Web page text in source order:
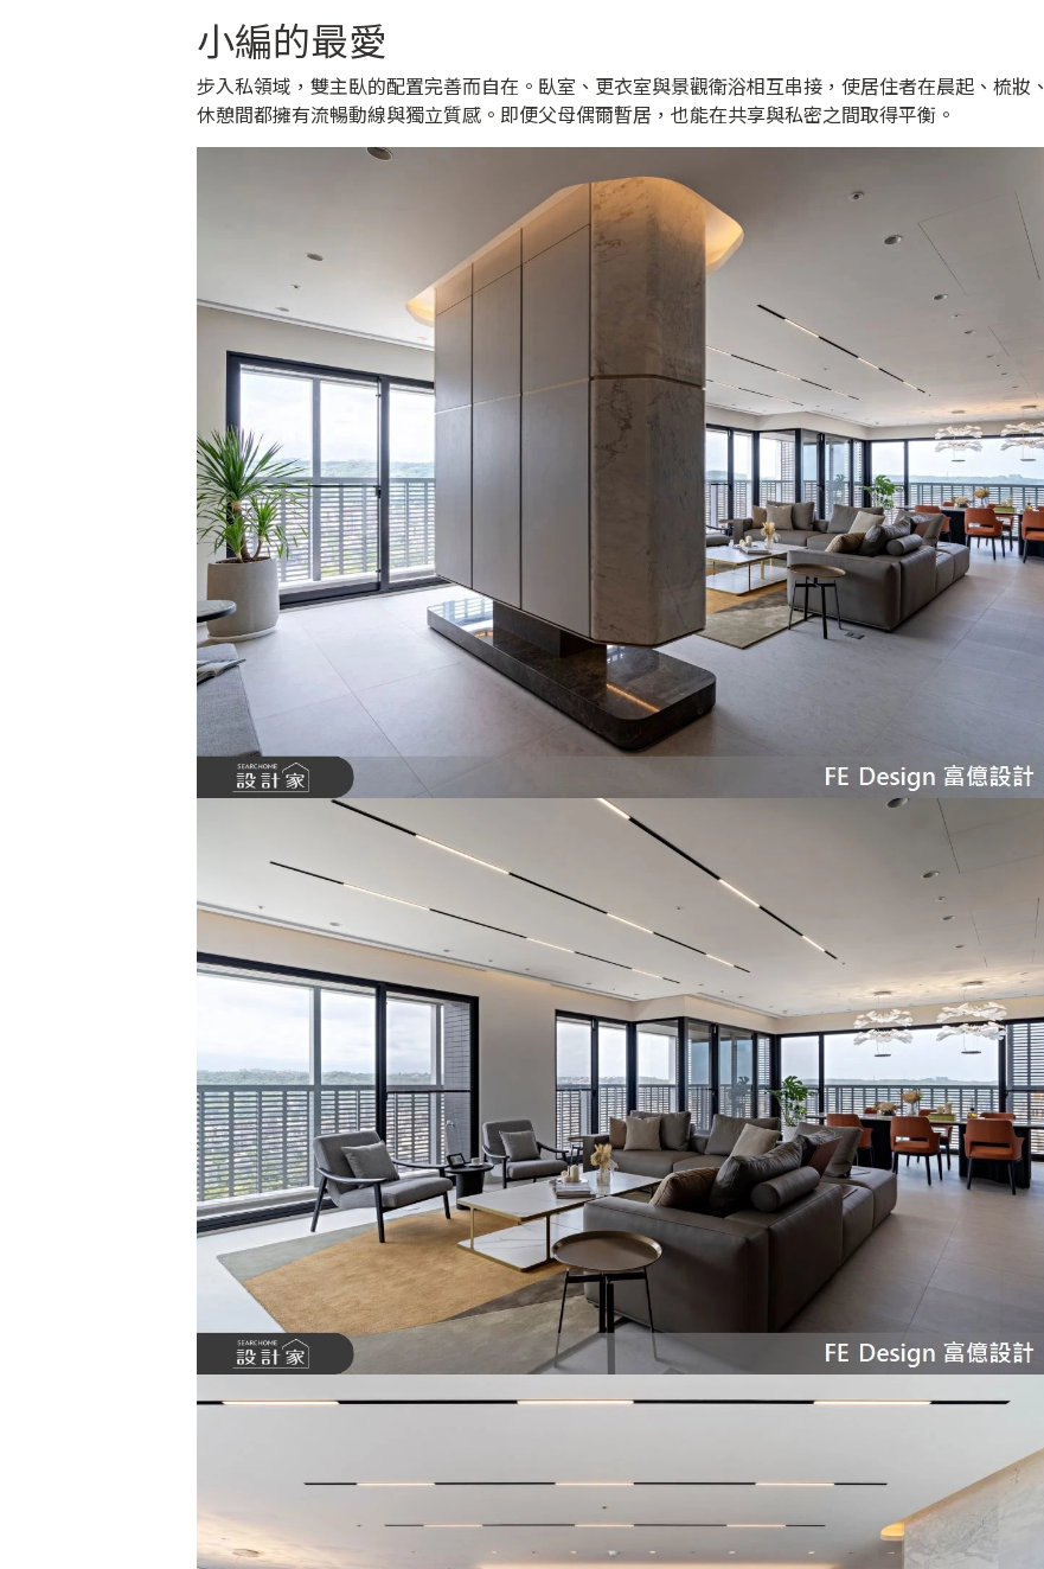
小編的最愛
步入私領域，雙主臥的配置完善而自在。臥室、更衣室與景觀衛浴相互串接，使居住者在晨起、梳妝、
休憩間都擁有流暢動線與獨立質感。即便父母偶爾暫居，也能在共享與私密之間取得平衡。